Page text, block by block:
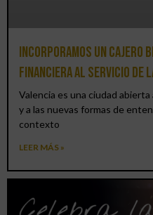
Incorporamos un cajero
financiera al servicio de
Valencia es una ciudad
y a las nuevas formas de
contexto
LEER MÁS »